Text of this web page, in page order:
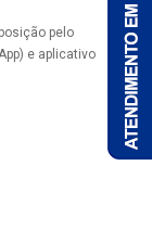
pelo
e aplicativo